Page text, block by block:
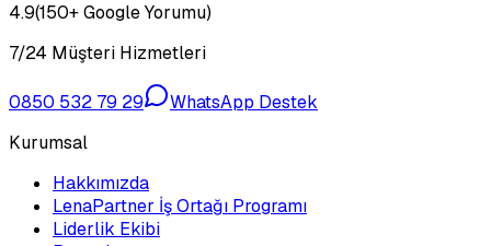
4.9(150+ Google Yorumu)
7/24 Müşteri Hizmetleri
0850 532 79 29
WhatsApp Destek
Kurumsal
Hakkımızda
LenaPartner İş Ortağı Programı
Liderlik Ekibi